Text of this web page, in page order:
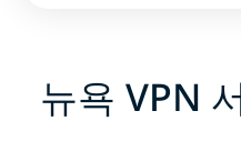
뉴욕 VPN